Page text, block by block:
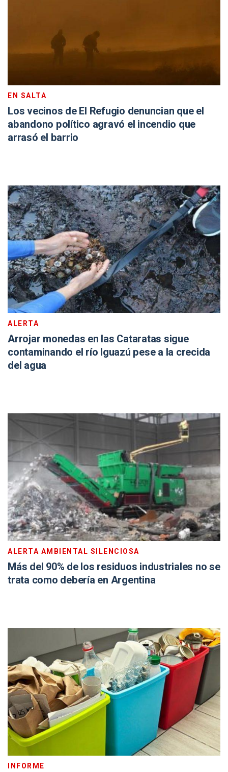
EN SALTA
Los vecinos de El Refugio denuncian que el
abandono político agravó el incendio que
arrasó el barrio
ALERTA
Arrojar monedas en las Cataratas sigue
contaminando el río Iguazú pese a la crecida
del agua
ALERTA AMBIENTAL SILENCIOSA
Más del 90% de los residuos industriales no se
trata como debería en Argentina
INFORME